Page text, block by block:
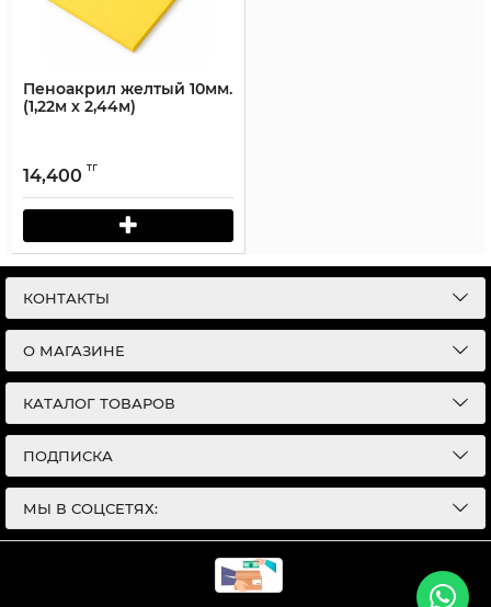
Пеноакрил желтый 10мм.
(1,22м х 2,44м)
14,400 тг
КОНТАКТЫ
О МАГАЗИНЕ
КАТАЛОГ ТОВАРОВ
ПОДПИСКА
МЫ В СОЦСЕТЯХ: